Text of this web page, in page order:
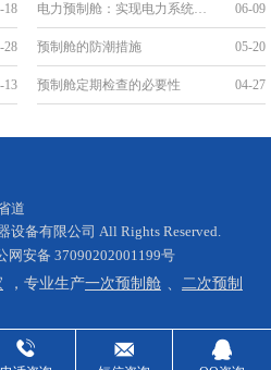
  
18 电力预制舱：实现电力系统的变革与升级 06-09
28 预制舱的防潮措施 05-20
13 预制舱定期检查的必要性 04-27
道
备有限公司 All Rights Reserved.
网安备 37090202001199号
，专业生产一次预制舱 、 二次预制